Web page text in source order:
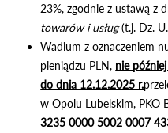
23%, zgodnie z ustawą z
towarów i usług(t.j. Dz.
Wadium z oznaczeniem
pieniądzu PLN, nie
do dnia 12.12.2025 r.
w Opolu Lubelskim, PKO
3235 0000 5002 0007